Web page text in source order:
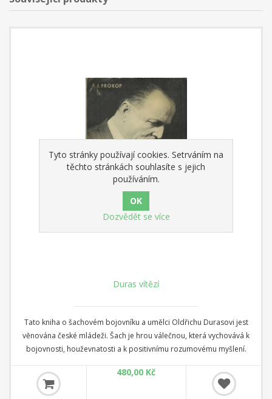
Duras vítězí
Tato kniha o šachovém bojovníku a umělci Oldřichu Durasovi jest
věnována české mládeži. Šach je hrou válečnou, která vychovává k
bojovnosti, houževnatosti a k positivnímu rozumovému myšlení.
480,00 Kč
Tyto stránky používají cookies. Setrváním na
těchto stránkách souhlasíte s jejich
používáním.
Dozvědět se více